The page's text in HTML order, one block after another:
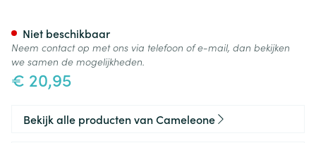
€ 20,95
Niet beschikbaar
Neem contact op met ons via telefoon of e-mail, dan bekijken
we samen de mogelijkheden.
Bekijk alle producten van Cameleone